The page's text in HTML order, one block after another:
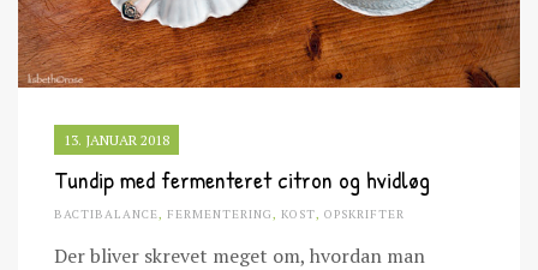
13. JANUAR 2018
Tundip med fermenteret citron og hvidløg
BACTIBALANCE, FERMENTERING, KOST, OPSKRIFTER
Der bliver skrevet meget om, hvordan man